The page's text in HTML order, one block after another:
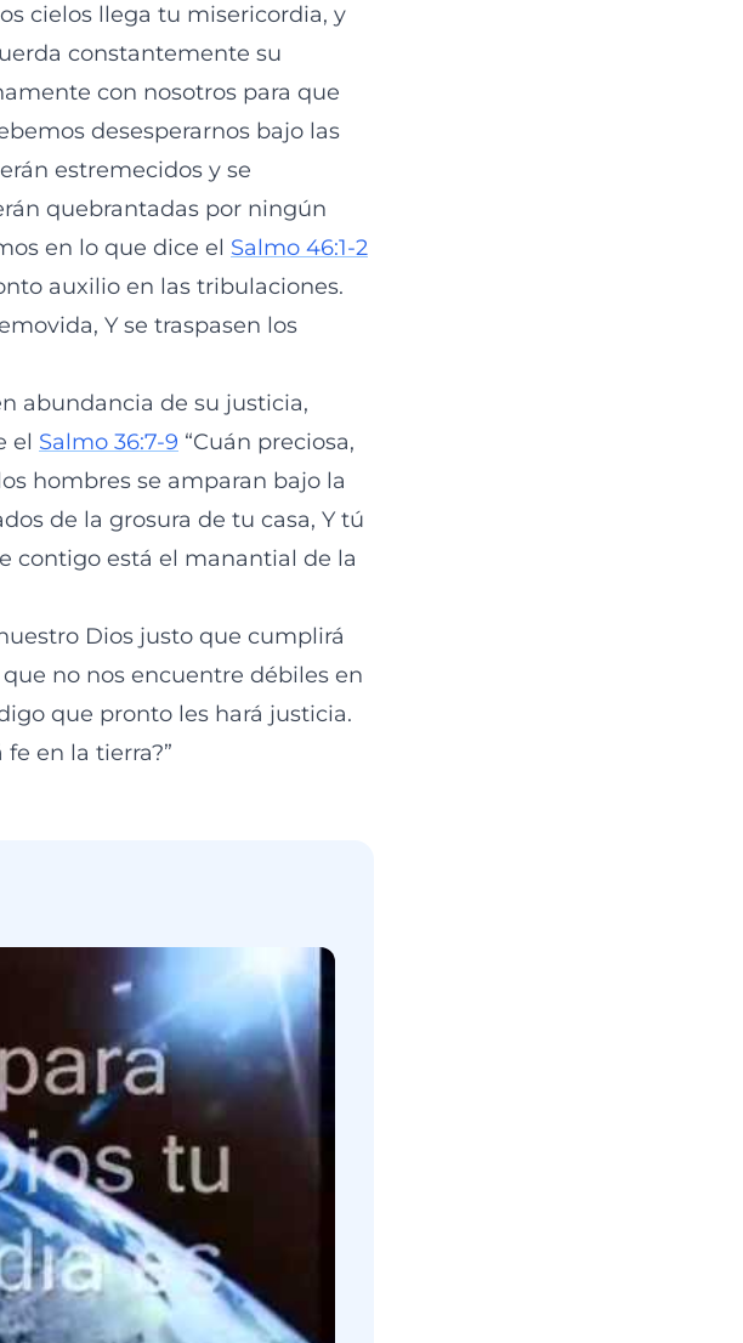
cielos llega tu misericordia, y
constantemente su
con nosotros para que
desesperarnos bajo las
estremecidos y se
quebrantadas por ningún
en lo que dice el Salmo 46:1-2
auxilio en las tribulaciones.
Y se traspasen los
abundancia de su justicia,
el Salmo 36:7-9 “Cuán preciosa,
hombres se amparan bajo la
de la grosura de tu casa, Y tú
contigo está el manantial de la
Dios justo que cumplirá
no nos encuentre débiles en
que pronto les hará justicia.
en la tierra?”